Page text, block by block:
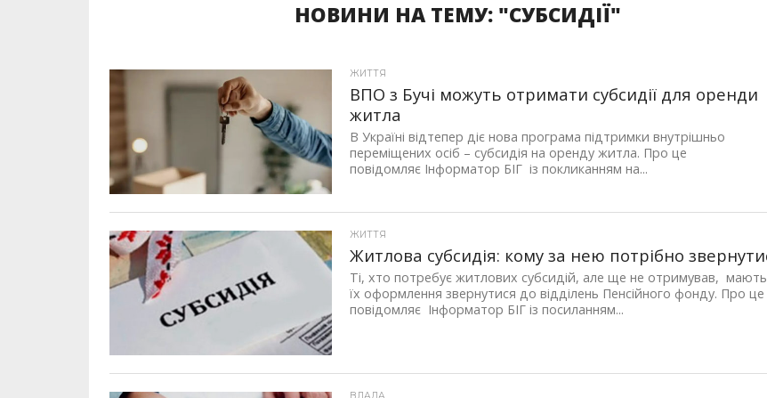
НОВИНИ НА ТЕМУ: "СУБСИДІЇ"
ЖИТТЯ
ВПО з Бучі можуть отримати субсидії для оренди
житла
В Україні відтепер діє нова програма підтримки внутрішньо
переміщених осіб – субсидія на оренду житла. Про це
повідомляє Інформатор БІГ із покликанням на...
ЖИТТЯ
Житлова субсидія: кому за нею потрібно
Ті, хто потребує житлових субсидій, але ще не отримував,
їх оформлення звернутися до відділень Пенсійного фонду. Про це
повідомляє Інформатор БІГ із посиланням...